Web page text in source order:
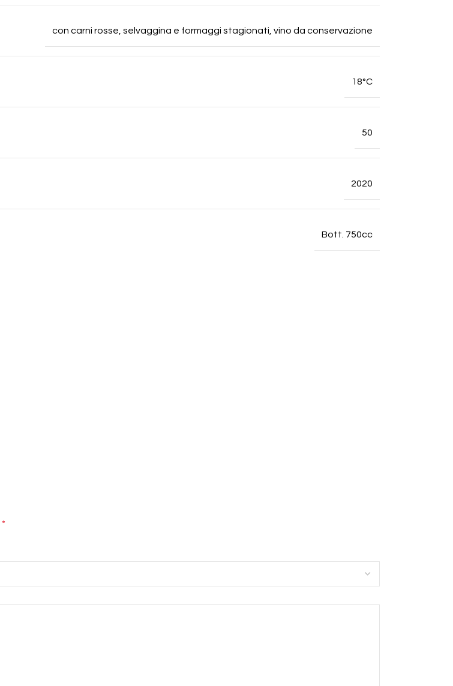
con carni rosse, selvaggina e formaggi stagionati, vino da conservazione
18°C
50
2020
Bott. 750cc
*